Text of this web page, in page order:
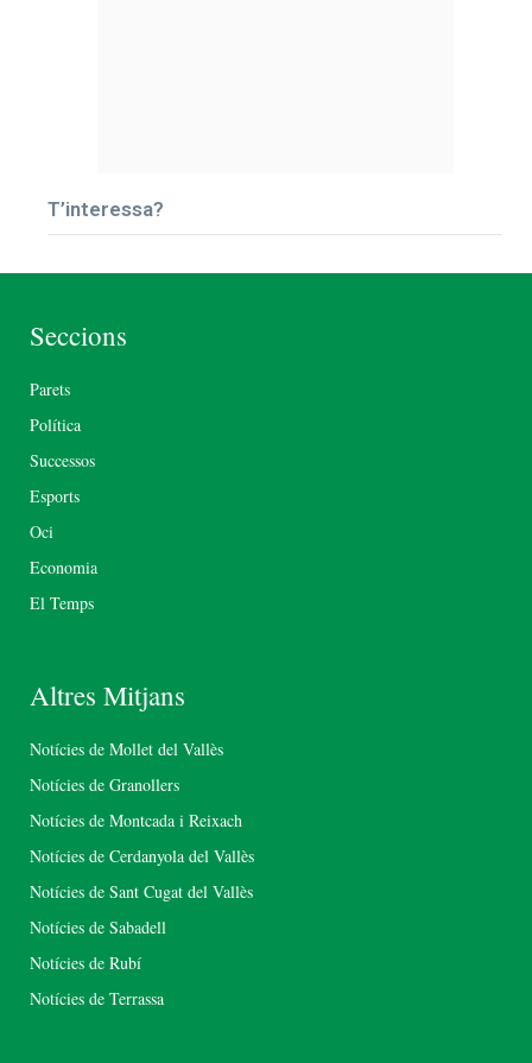
T’interessa?
Seccions
Parets
Política
Successos
Esports
Oci
Economia
El Temps
Altres Mitjans
Notícies de Mollet del Vallès
Notícies de Granollers
Notícies de Montcada i Reixach
Notícies de Cerdanyola del Vallès
Notícies de Sant Cugat del Vallès
Notícies de Sabadell
Notícies de Rubí
Notícies de Terrassa